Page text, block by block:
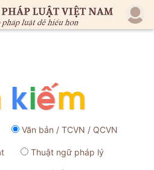
Văn bản / TCVN / QCVN
Thuật ngữ pháp lý